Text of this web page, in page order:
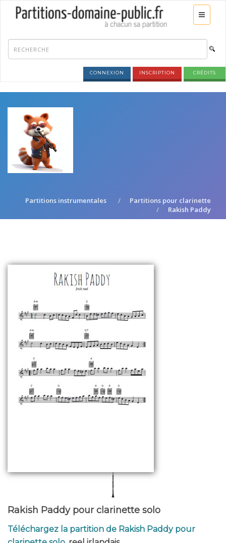
CONNEXION INSCRIPTION CRÉDITS
Partitions instrumentales
Partitions pour clarinette
Rakish Paddy
Rakish Paddy pour clarinette solo
Téléchargez la partition de Rakish Paddy pour